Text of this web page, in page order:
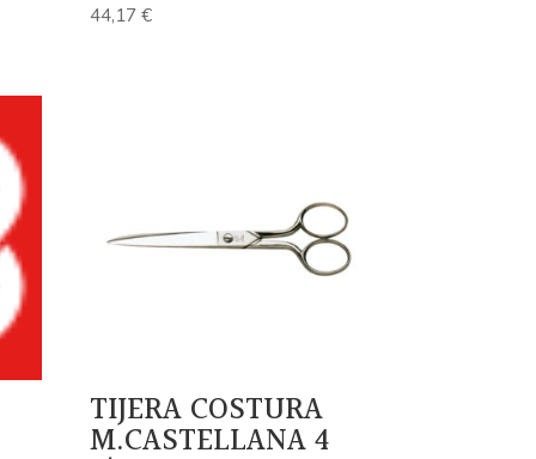
44,17€
TIJERA COSTURA
M.CASTELLANA 4